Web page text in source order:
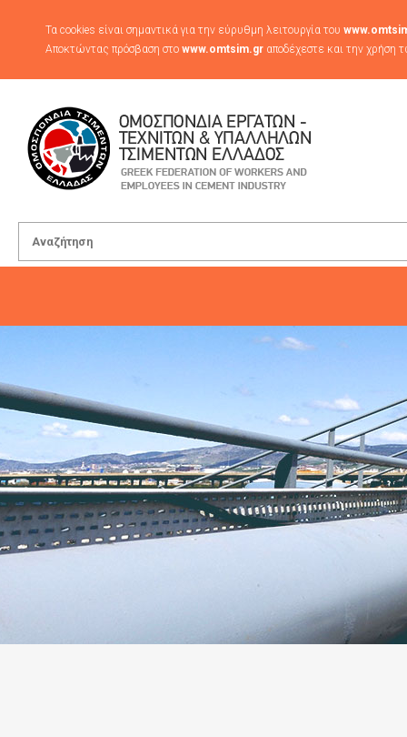
Τα cookies είναι σημαντικά για την εύρυθμη λειτουργία του
Αποκτώντας πρόσβαση στο www.omtsim.gr αποδέχεστε και την χρήση